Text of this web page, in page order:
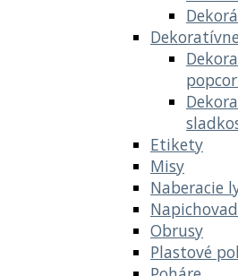
Etikety
Misy
Naberacie
Obrusy
Plastové